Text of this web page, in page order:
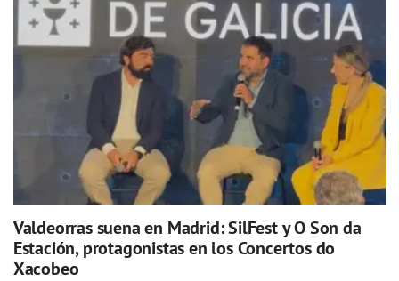
Valdeorras suena en Madrid: SilFest y O Son da
Estación, protagonistas en los Concertos do
Xacobeo